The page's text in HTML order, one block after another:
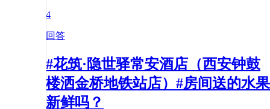
4
回答
#花筑·隐世驿常安酒店（西安钟鼓
楼洒金桥地铁站店）#房间送的水果
新鲜吗？